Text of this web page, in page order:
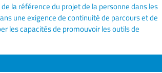
la référence du projet de la personne dans les
une exigence de continuité de parcours et de
les capacités de promouvoir les outils de